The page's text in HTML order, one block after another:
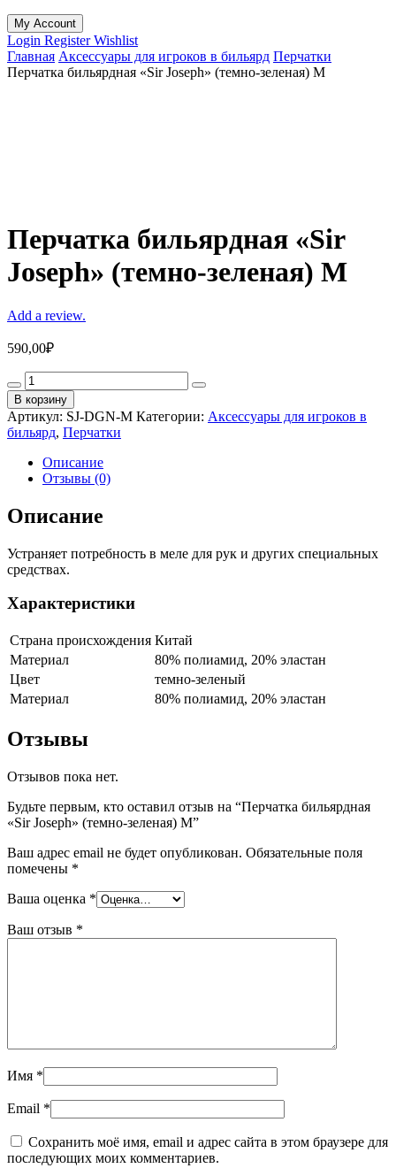
My Account
Login RegisterWishlist
Главная Аксессуары для игроков в бильярд Перчатки
Перчатка бильярдная «Sir Joseph» (темно-зеленая) M
Перчатка бильярдная «Sir
Joseph» (темно-зеленая) M
Add a review.
590,00₽
Перчатка
бильярдная
«Sir
Joseph»
(темно-
зеленая)
M
quantity
В корзину
Артикул: SJ-DGN-M Категории: Аксессуары для игроков в
бильярд, Перчатки
Описание
Отзывы (0)
Описание
Устраняет потребность в меле для рук и других специальных
средствах.
Характеристики
Страна происхождения Китай
Материал
80% полиамид, 20% эластан
Цвет
темно-зеленый
Материал
80% полиамид, 20% эластан
Отзывы
Отзывов пока нет.
Будьте первым, кто оставил отзыв на “Перчатка бильярдная
«Sir Joseph» (темно-зеленая) M”
Ваш адрес email не будет опубликован. Обязательные поля
помечены *
Ваша оценка *
Ваш отзыв *
Имя *
Email *
Сохранить моё имя, email и адрес сайта в этом браузере для
последующих моих комментариев.